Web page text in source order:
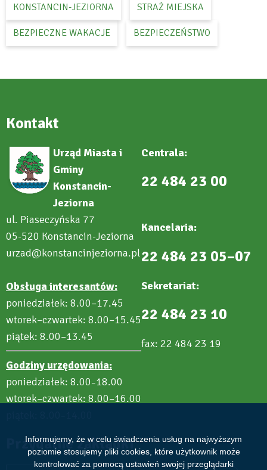
Informujemy, że w celu świadczenia usług na najwyższym
poziomie stosujemy pliki cookies, które użytkownik może
kontrolować za pomocą ustawień swojej przeglądarki
KONSTANCIN-JEZIORNA STRAŻ MIEJSKA
BEZPIECZNE WAKACJE BEZPIECZEŃSTWO
Kontakt
Urząd Miasta i
Gminy
Konstancin-
Jeziorna
ul. Piaseczyńska 77
05-520 Konstancin-Jeziorna
urzad@konstancinjeziorna.pl
Obsługa interesantów:
poniedziałek: 8.00–17.45
wtorek–czwartek: 8.00–15.45
piątek: 8.00–13.45
Godziny urzędowania:
poniedziałek: 8.00–18.00
wtorek–czwartek: 8.00–16.00
Centrala:
22 484 23 00
Kancelaria:
22 484 23 05–07
Sekretariat:
22 484 23 10
fax: 22 484 23 19
Przydatne zakładki